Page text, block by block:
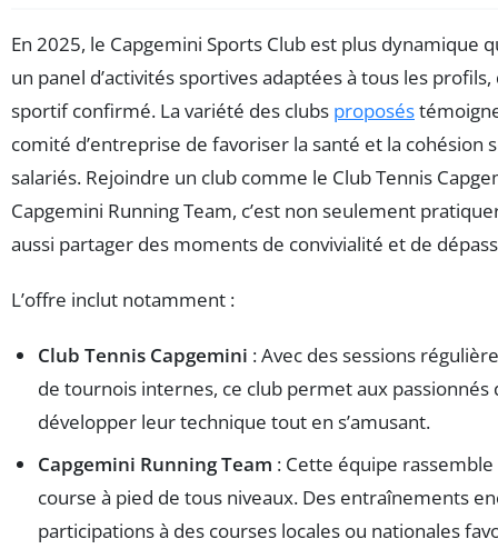
En 2025, le Capgemini Sports Club est plus dynamique
un panel d’activités sportives adaptées à tous les profils,
sportif confirmé. La variété des clubs proposés
comité d’entreprise de favoriser la santé et la cohésion
salariés. Rejoindre un club comme le Club Tennis
Capgemini Running Team, c’est non seulement
aussi partager des moments de convivialité et de
L’offre inclut notamment :
Club Tennis Capgemini : Avec des sessions
de tournois internes, ce club permet aux passionnés
développer leur technique tout en s’amusant.
Capgemini Running Team : Cette équipe
course à pied de tous niveaux. Des entraînements
participations à des courses locales ou nationales